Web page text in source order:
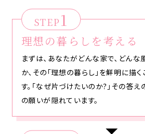
STEP1
理想の暮らしを考える
まずは、あなたがどんな家で、どんな
か、その「理想の暮らし」を鮮明に描
す。「なぜ片づけたいのか?」その答え
の願いが隠れています。